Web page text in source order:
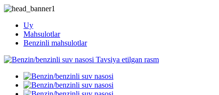
Uy
Mahsulotlar
Benzinli mahsulotlar